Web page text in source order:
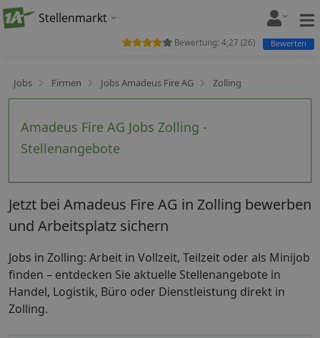
Stellenmarkt
Jobs Firmen Jobs Amadeus Fire AG Zolling
Amadeus Fire AG Jobs Zolling -
Stellenangebote
Bewertung: 4,27 (26) Bewerten
Jetzt bei Amadeus Fire AG in Zolling bewerben
und Arbeitsplatz sichern
Jobs in Zolling: Arbeit in Vollzeit, Teilzeit oder als Minijob
finden – entdecken Sie aktuelle Stellenangebote in
Handel, Logistik, Büro oder Dienstleistung direkt in
Zolling.